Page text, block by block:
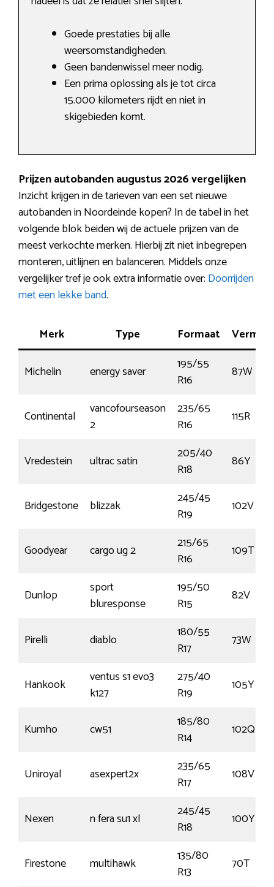
Goede prestaties bij alle
weersomstandigheden.
Geen bandenwissel meer nodig.
Een prima oplossing als je tot circa
15.000 kilometers rijdt en niet in
skigebieden komt.
Prijzen autobanden augustus 2026 vergelijken
Inzicht krijgen in de tarieven van een set nieuwe
autobanden in Noordeinde kopen? In de tabel in het
volgende blok beiden wij de actuele prijzen van de
meest verkochte merken. Hierbij zit niet inbegrepen
monteren, uitlijnen en balanceren. Middels onze
vergelijker tref je ook extra informatie over: Doorrijden
met een lekke band.
Merk Type Formaat
Michelin energy saver
195/55
R16
87W
Continental
vancofourseason
2
235/65
R16
115R
Vredestein ultrac satin
205/40
R18
86Y
Bridgestone blizzak
245/45
R19
102V
Goodyear cargo ug 2
215/65
R16
109T
Dunlop
sport
bluresponse
195/50
R15
82V
Pirelli diablo
180/55
R17
73W
Hankook
ventus s1 evo3
k127
275/40
R19
105Y
Kumho cw51
185/80
R14
102Q
Uniroyal asexpert2x
235/65
R17
108V
Nexen n fera su1 xl
245/45
R18
100Y
Firestone multihawk
135/80
R13
70T